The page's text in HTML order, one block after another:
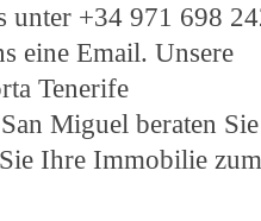
unter +34 971 698
eine Email. Unsere
Tenerife
Miguel beraten Sie
Ihre Immobilie zum